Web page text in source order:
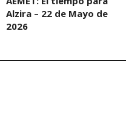
Alzira – 22 de Mayo de
2026